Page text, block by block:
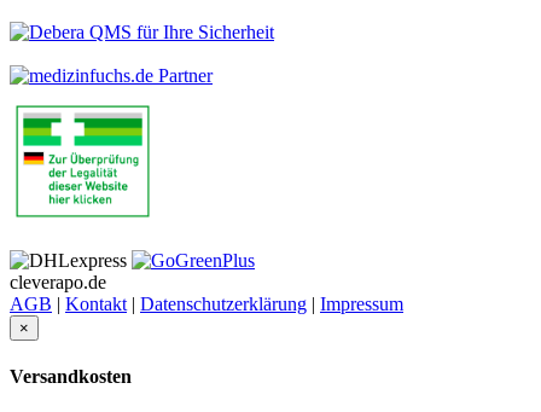
cleverapo.de
AGB | Kontakt | Datenschutzerklärung | Impressum
×
Versandkosten